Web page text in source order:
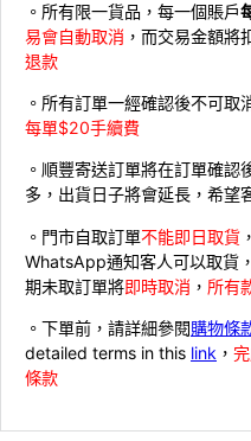
。所有限一貨品，每一個賬戶
易會自動取消 ，而交易金額將
退款
。所有訂單一經確認後不可
每單$20手續費
。順豐寄送訂單將在訂單確認
多，出貨日子將會延長，希望
。門市自取訂單不能即日取貨
WhatsApp通知客人可以取貨
期未取訂單將即時取消 ， 所有
。下單前，請詳細參閱購物條
detailed terms in this link ，
條款